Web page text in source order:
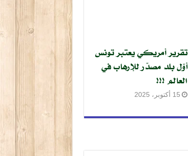
تقرير أمريكي يعتبر تونس
أوّل بلد مصدّر للإرهاب في
العالم !!!
15 أكتوبر، 2025